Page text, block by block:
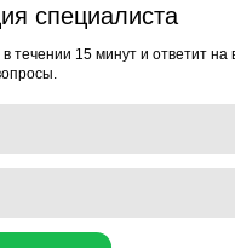
специалиста
течении 15 минут и ответит на